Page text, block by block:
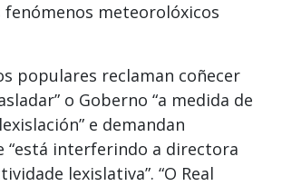
fenómenos meteorolóxicos
populares reclaman coñecer
o Goberno “a medida de
e demandan
“está interferindo a directora
lexislativa”. “O Real